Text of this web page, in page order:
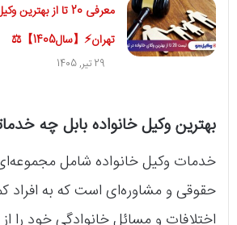
معرفی 20 تا از
تهران⚡【سال1405】⚖️
29 تیر, 1405
بهترین وکیل خانواده بابل چه
خدمات وکیل خانواده شامل
حقوقی و مشاوره‌ای است که به افراد
اختلافات و مسائل خانوادگی خود را